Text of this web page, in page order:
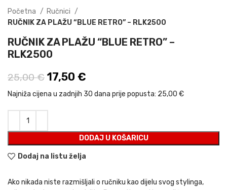
Početna
Ručnici
RUČNIK ZA PLAŽU “BLUE RETRO” – RLK2500
RUČNIK ZA PLAŽU “BLUE RETRO” –
RLK2500
25,00€ Izvorna cijena bila je: 25,00 €.
17,50 €
Najniža cijena u zadnjih 30 dana prije popusta: 25,00 €
DODAJ U KOŠARICU
Dodaj na listu želja
Ako nikada niste razmišljali o ručniku kao dijelu svog stylinga,